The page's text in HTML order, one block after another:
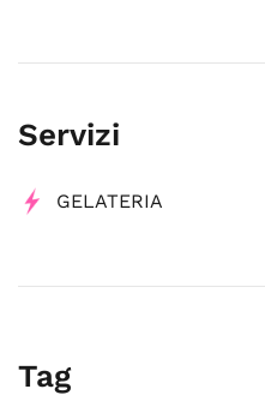
Servizi
GELATERIA
Tag